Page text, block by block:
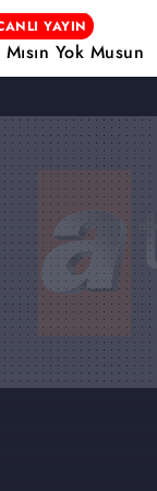
YAYIN
Yok Musun